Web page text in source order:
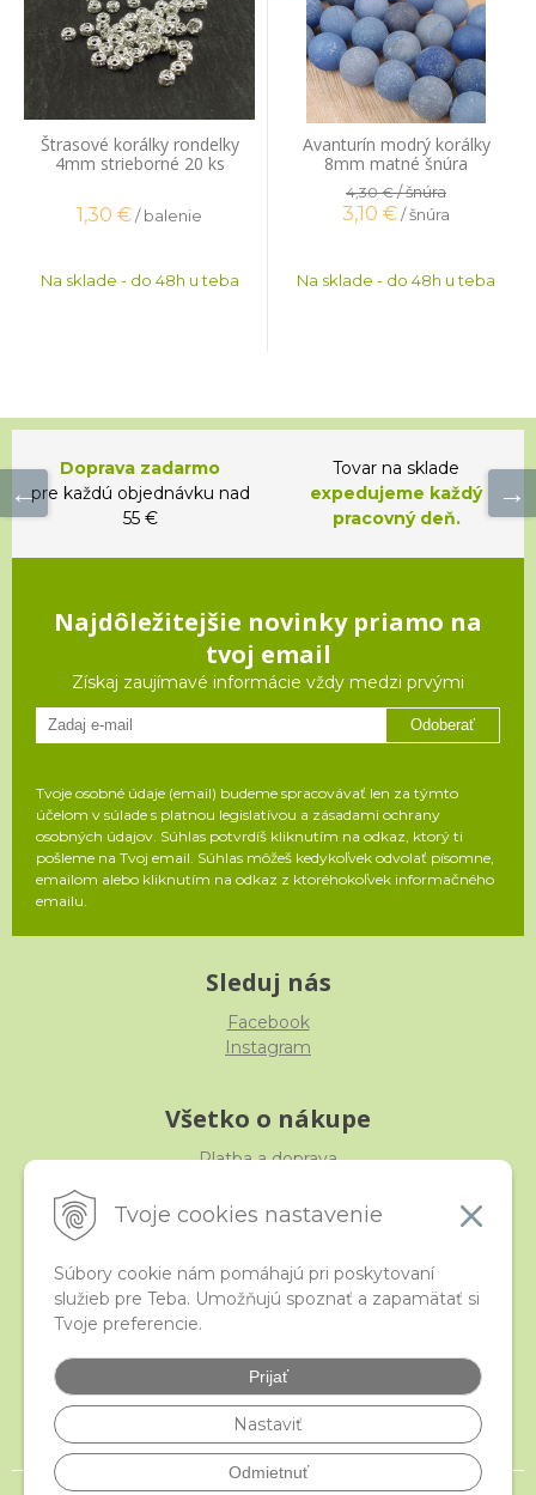
Tvoje cookies nastavenie
Súbory cookie nám pomáhajú pri poskytovaní
služieb pre Teba. Umožňujú spoznať a zapamätať si
Tvoje preferencie.
Prijať
Nastaviť
Odmietnuť
Štrasové korálky rondelky
4mm strieborné 20 ks
1,30 €/ balenie
Na sklade - do 48h u teba
Avanturín modrý korálky
8mm matné šnúra
4,30 €/ šnúra
3,10 €/ šnúra
Na sklade - do 48h u teba
Doprava zadarmo
pre každú objednávku nad
55 €
Tovar na sklade
expedujeme každý
pracovný deň.
Najdôležitejšie novinky priamo na
tvoj email
Získaj zaujímavé informácie vždy medzi prvými
Odoberať
Tvoje osobné údaje (email) budeme spracovávať len za týmto
účelom v súlade s platnou legislatívou a zásadami ochrany
osobných údajov. Súhlas potvrdíš kliknutím na odkaz, ktorý ti
pošleme na Tvoj email. Súhlas môžeš kedykoľvek odvolať písomne,
emailom alebo kliknutím na odkaz z ktoréhokoľvek informačného
emailu.
Sleduj nás
Facebook
Instagram
Všetko o nákupe
Platba a doprava
Obchodné podmienky
iStraka
Veľkoobchod
Najčastejšie otázky
Certifikáty